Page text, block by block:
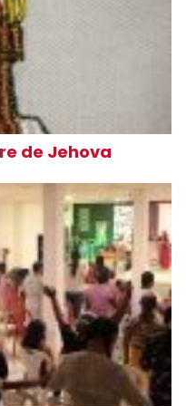
de Jehova